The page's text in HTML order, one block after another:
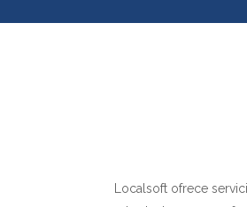
Localsoft ofrece